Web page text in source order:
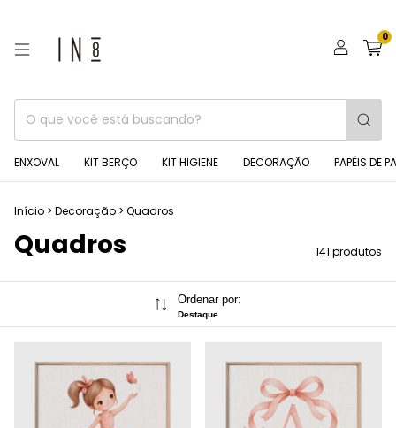
0
ENXOVAL KIT BERÇO KIT HIGIENE DECORAÇÃO PAPÉIS DE
Início > Decoração > Quadros
Quadros 141 produtos
Ordenar por:
Destaque